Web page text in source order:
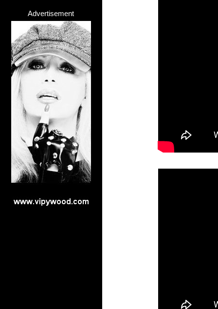
Advertisement